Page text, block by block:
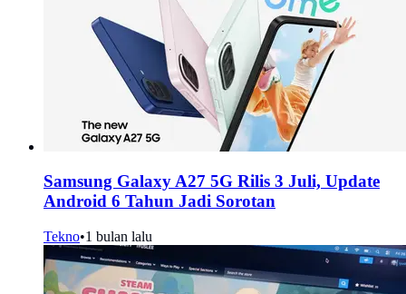
Samsung Galaxy A27 5G Rilis 3 Juli, Update
Android 6 Tahun Jadi Sorotan
Tekno•1 bulan lalu